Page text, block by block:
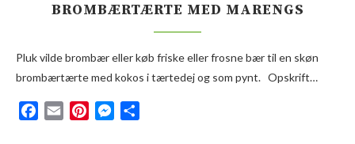
BROMBÆRTÆRTE MED MARENGS
Pluk vilde brombær eller køb friske eller frosne bær til en skøn
brombærtærte med kokos i tærtedej og som pynt. Opskrift…
Facebook
Email PinterestMessenger